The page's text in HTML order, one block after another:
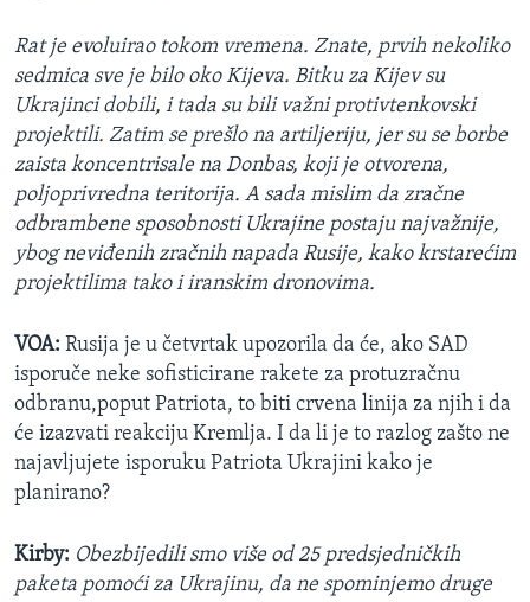
Rat je evoluirao tokom vremena. Znate, prvih nekoliko
sedmica sve je bilo oko Kijeva. Bitku za Kijev su
Ukrajinci dobili, i tada su bili važni protivtenkovski
projektili. Zatim se prešlo na artiljeriju, jer su se borbe
zaista koncentrisale na Donbas, koji je otvorena,
poljoprivredna teritorija. A sada mislim da zračne
odbrambene sposobnosti Ukrajine postaju najvažnije,
ybog neviđenih zračnih napada Rusije, kako krstarećim
projektilima tako i iranskim dronovima.
VOA: Rusija je u četvrtak upozorila da će, ako SAD
isporuče neke sofisticirane rakete za protuzračnu
odbranu,poput Patriota, to biti crvena linija za njih i da
će izazvati reakciju Kremlja. I da li je to razlog zašto ne
najavljujete isporuku Patriota Ukrajini kako je
planirano?
Kirby: Obezbijedili smo više od 25 predsjedničkih
paketa pomoći za Ukrajinu, da ne spominjemo druge